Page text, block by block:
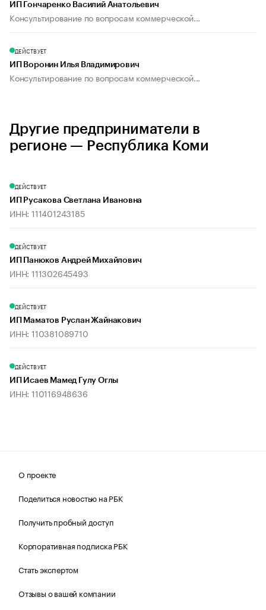
ИП Гончаренко Василий Анатольевич
Консультирование по вопросам коммерческой...
ДЕЙСТВУЕТ
ИП Воронин Илья Владимирович
Консультирование по вопросам коммерческой...
Другие предприниматели в
регионе — Республика Коми
ДЕЙСТВУЕТ
ИП Русакова Светлана Ивановна
ИНН: 111401243185
ДЕЙСТВУЕТ
ИП Панюков Андрей Михайлович
ИНН: 111302645493
ДЕЙСТВУЕТ
ИП Маматов Руслан Жайнакович
ИНН: 110381089710
ДЕЙСТВУЕТ
ИП Исаев Мамед Гулу Оглы
ИНН: 110116948636
О проекте
Поделиться новостью на РБК
Получить пробный доступ
Корпоративная подписка РБК
Стать экспертом
Отзывы о вашей компании